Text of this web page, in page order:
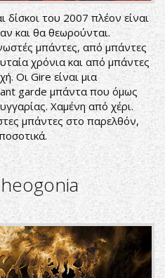
του 2007 πλέον είναι
και θα θεωρούνται.
μπάντες, από μπάντες
χρόνια και από μπάντες
Οι Gire είναι μια
garde μπάντα που όμως
Χαμένη από χέρι.
μπάντες στο παρελθόν,